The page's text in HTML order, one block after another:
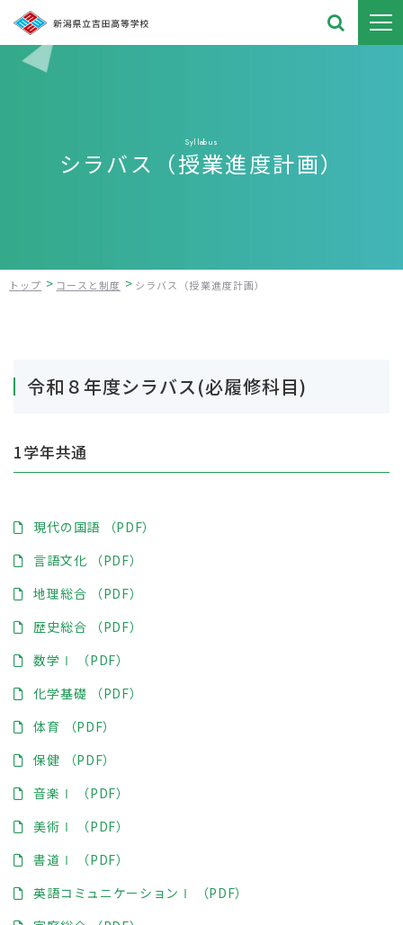
吉田高校note
校長メッセージ
ハイスクールガイド
卒業生の進路状況・メッセージ
部活動の状況
沿革・校訓・教育目標
主な学校行事
学校自己評価
奨学金
在校生の方へ
保護者の方へ
Syllabus
シラバス（授業進度計画）
トップ > コースと制度 > シラバス（授業進度計画）
令和８年度シラバス(必履修科目)
1学年共通
現代の国語 （PDF）
言語文化 （PDF）
地理総合 （PDF）
歴史総合 （PDF）
数学Ⅰ （PDF）
化学基礎 （PDF）
体育 （PDF）
保健 （PDF）
音楽Ⅰ （PDF）
美術Ⅰ （PDF）
書道Ⅰ （PDF）
英語コミュニケーションⅠ （PDF）